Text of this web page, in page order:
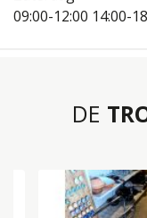
09:00-12:00 14:00-
DE